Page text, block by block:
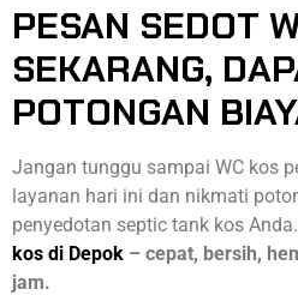
PESAN SEDOT
SEKARANG,
POTONGAN
Jangan tunggu sampai WC kos
layanan hari ini dan nikmati
penyedotan septic tank kos Anda.
kos di Depok – cepat, bersih,
jam.